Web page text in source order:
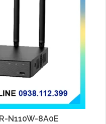
N110W-8A0E